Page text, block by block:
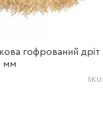
гофрований дріт
мм
SKU: